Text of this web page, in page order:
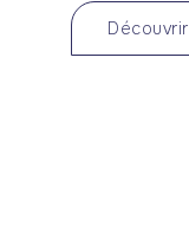
Découvrir